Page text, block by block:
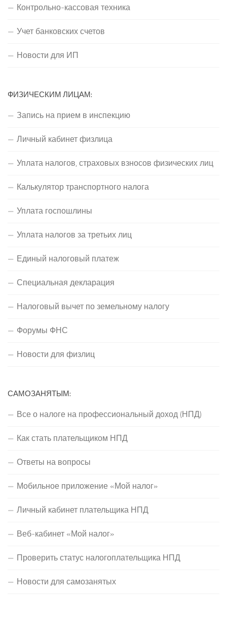
Контрольно-кассовая техника
Учет банковских счетов
Новости для ИП
ФИЗИЧЕСКИМ ЛИЦАМ:
Запись на прием в инспекцию
Личный кабинет физлица
Уплата налогов, страховых взносов физических лиц
Калькулятор транспортного налога
Уплата госпошлины
Уплата налогов за третьих лиц
Единый налоговый платеж
Специальная декларация
Налоговый вычет по земельному налогу
Форумы ФНС
Новости для физлиц
САМОЗАНЯТЫМ:
Все о налоге на профессиональный доход (НПД)
Как стать плательщиком НПД
Ответы на вопросы
Мобильное приложение «Мой налог»
Личный кабинет плательщика НПД
Веб-кабинет «Мой налог»
Проверить статус налогоплательщика НПД
Новости для самозанятых